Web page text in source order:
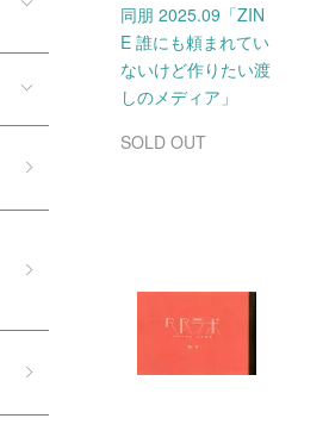
同朋 2025.09「ZIN
E 誰にも頼まれてい
ないけど作りたい渡
しのメディア」
SOLD OUT